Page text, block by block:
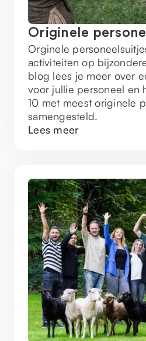
Originele
Orginele
activiteiten op
blog lees je meer over
voor jullie personeel en
10 met meest originele
samengesteld.
Lees meer